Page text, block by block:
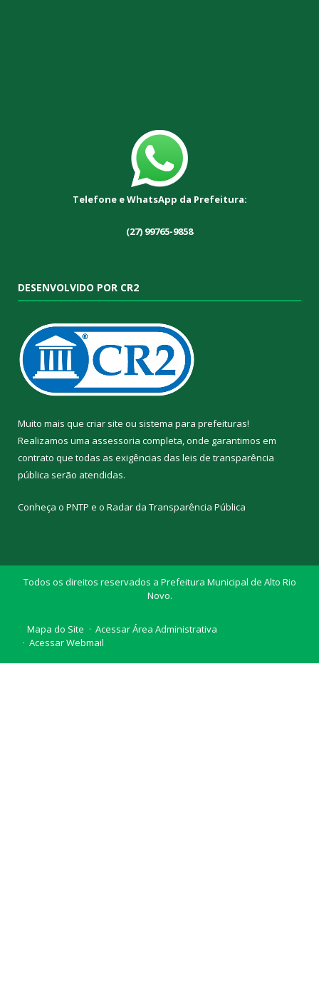
Telefone e WhatsApp da Prefeitura:
(27) 99765-9858
DESENVOLVIDO POR CR2
Muito mais que criar site ou sistema para prefeituras!
Realizamos uma assessoria completa, onde garantimos em
contrato que todas as exigências das leis de transparência
pública serão atendidas.
Conheça o PNTP e o Radar da Transparência Pública
Todos os direitos reservados a Prefeitura Municipal de Alto Rio
Novo.
Mapa do Site
Acessar Área Administrativa
Acessar Webmail